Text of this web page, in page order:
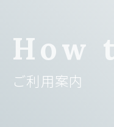
How
ご利用案内